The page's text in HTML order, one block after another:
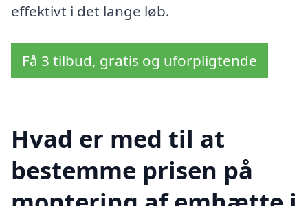
effektivt i det lange løb.
Få 3 tilbud, gratis og uforpligtende
Hvad er med til at
bestemme prisen på